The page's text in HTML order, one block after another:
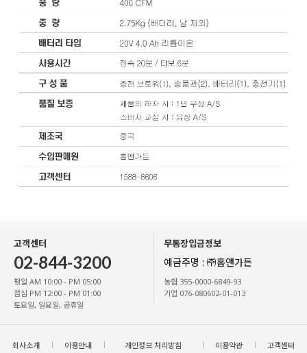
고객센터
02-844-3200
평일 AM 10:00 - PM 05:00
점심 PM 12:00 - PM 01:00
토요일, 일요일, 공휴일
무통장입금정보
예금주명 : ㈜홈앤가든
농협 355-0000-6849-93
기업 076-080602-01-013
회사소개 이용안내 개인정보 처리방침 이용약관 고객센터